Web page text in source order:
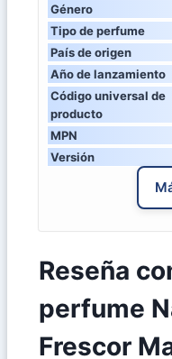
Género
Tipo de perfume
País de origen
Año de lanzamiento
Código universal de
producto
MPN
Versión
Reseña
perfume
Frescor